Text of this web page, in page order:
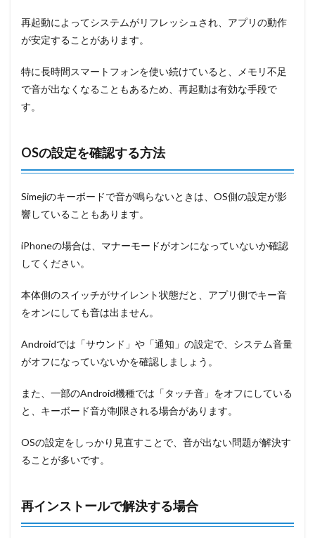
再起動によってシステムがリフレッシュされ、アプリの動作
が安定することがあります。
特に長時間スマートフォンを使い続けていると、メモリ不足
で音が出なくなることもあるため、再起動は有効な手段で
す。
OSの設定を確認する方法
Simejiのキーボードで音が鳴らないときは、OS側の設定が影
響していることもあります。
iPhoneの場合は、マナーモードがオンになっていないか確認
してください。
本体側のスイッチがサイレント状態だと、アプリ側でキー音
をオンにしても音は出ません。
Androidでは「サウンド」や「通知」の設定で、システム音量
がオフになっていないかを確認しましょう。
また、一部のAndroid機種では「タッチ音」をオフにしている
と、キーボード音が制限される場合があります。
OSの設定をしっかり見直すことで、音が出ない問題が解決す
ることが多いです。
再インストールで解決する場合